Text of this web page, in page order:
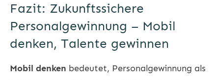
Fazit: Zukunftssichere
Personalgewinnung – Mobil
denken, Talente gewinnen
Mobil denken bedeutet, Personalgewinnung als